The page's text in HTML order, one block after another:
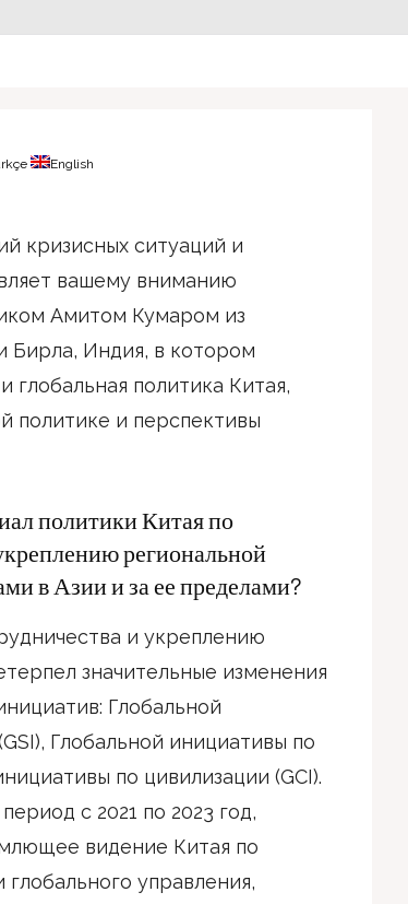
English
кризисных ситуаций и
вашему вниманию
Амитом Кумаром из
Бирла, Индия, в котором
глобальная политика Китая,
политике и перспективы
политики Китая по
региональной
в Азии и за ее пределами?
и укреплению
значительные изменения
Глобальной
Глобальной инициативы по
по цивилизации (GCI).
с 2021 по 2023 год,
видение Китая по
управления,